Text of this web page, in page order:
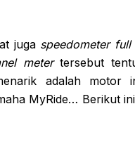
juga speedometer full
metertersebut
adalah motor
MyRide… Berikut